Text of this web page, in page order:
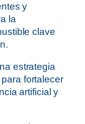
y
la
clave
estrategia
fortalecer
artificial y